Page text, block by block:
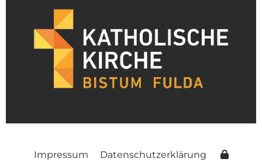
Impressum Datenschutzerklärung